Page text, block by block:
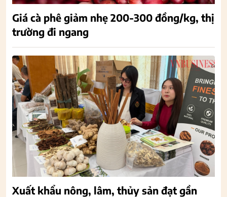
Giá cà phê giảm nhẹ 200-300 đồng/kg, thị
trường đi ngang
Xuất khẩu nông, lâm, thủy sản đạt gần